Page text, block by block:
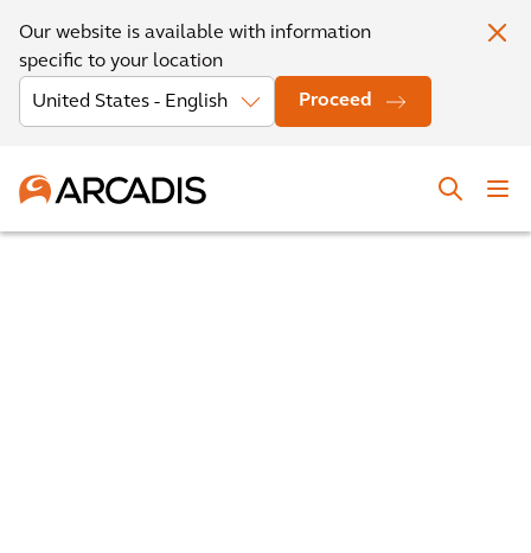
Our website is available with information
specific to your location
Proceed